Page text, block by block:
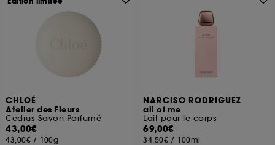
CHLOÉ
Atelier des Fleurs
Cedrus Savon Parfumé
43,00€
43,00€ / 100g
NARCISO RODRIGUEZ
all of me
Lait pour le corps
69,00€
34,50€ / 100ml